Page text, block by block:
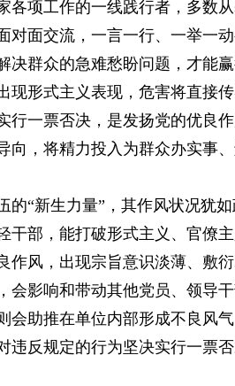
各项工作的一线践行者，多数
对面交流，一言一行、一举一
决群众的急难愁盼问题，才能
现形式主义表现，危害将直接
行一票否决，是发扬党的优良
向，将精力投入为群众办实事、
的“新生力量”，其作风状况犹
干部，能打破形式主义、官僚
作风，出现宗旨意识淡薄、敷
会影响和带动其他党员、领导
会助推在单位内部形成不良风
违反规定的行为坚决实行一票